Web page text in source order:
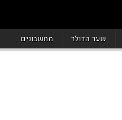
שער הדולר מחשבונים